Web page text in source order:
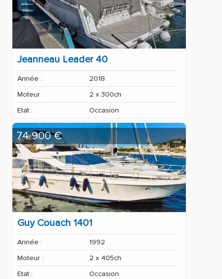
Jeanneau Leader 40
Année :
2018
Moteur :
2 x 300ch
Etat :
Occasion
Guy Couach 1401
Année :
1992
Moteur :
2 x 405ch
Etat :
Occasion
74 900 €